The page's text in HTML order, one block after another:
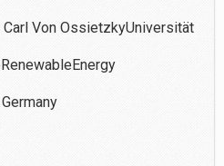
Von OssietzkyUniversität